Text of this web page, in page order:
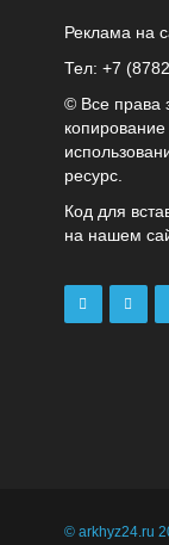
Реклама на
Тел: +7
© Все права
ресурс.
Код для
на нашем
© arkhyz24.ru